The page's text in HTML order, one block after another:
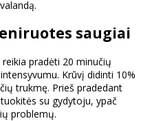
saugiai
pradėti 20 minučių
Krūvį didinti 10%
trukmę. Prieš pradedant
su gydytoju, ypač
problemų.